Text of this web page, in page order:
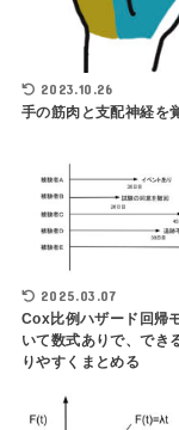
2023.10.26
手の筋肉と支配神経を
2025.03.07
Cox比例ハザード回帰
いて数式ありで、でき
りやすくまとめる